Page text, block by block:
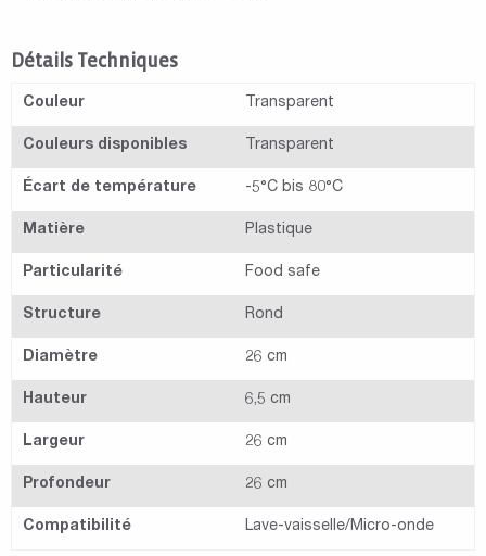
Détails Techniques
Couleur Transparent
Couleurs disponibles Transparent
Écart de température -5°C bis 80°C
Matière Plastique
Particularité Food safe
Structure Rond
Diamètre 26 cm
Hauteur 6,5 cm
Largeur 26 cm
Profondeur 26 cm
Compatibilité Lave-vaisselle/Micro-onde